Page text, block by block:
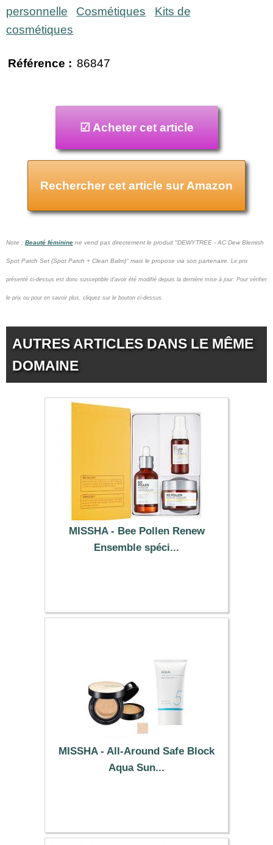
personnelle
Cosmétiques
Kits de
cosmétiques
Référence : 86847
☑ Acheter cet article
Rechercher cet article sur Amazon
Note : Beauté féminine ne vend pas directement le produit "DEWYTREE - AC Dew Blemish
Spot Patch Set (Spot Patch + Clean Balm)" mais le propose via son partenaire. Le prix
présenté ci-dessus est donc susceptible d'avoir été modifié depuis la dernière mise à jour. Pour vérifier
le prix ou pour en savoir plus, cliquez sur le bouton ci-dessus.
AUTRES ARTICLES DANS LE MÊME
DOMAINE
MISSHA - Bee Pollen Renew
Ensemble spéci...
MISSHA - All-Around Safe Block
Aqua Sun...